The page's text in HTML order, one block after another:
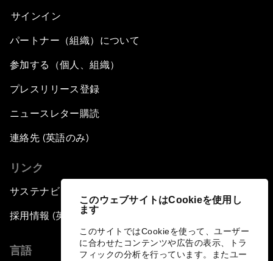
このウェブサイトはCookieを使用し
ます
このサイトではCookieを使って、ユーザー
に合わせたコンテンツや広告の表示、トラ
フィックの分析を行っています。またユー
サインイン
パートナー（組織）について
参加する（個人、組織）
プレスリリース登録
ニュースレター購読
連絡先 (英語のみ)
リンク
サステナビリティへの取り組み
採用情報 (英語のみ)
言語